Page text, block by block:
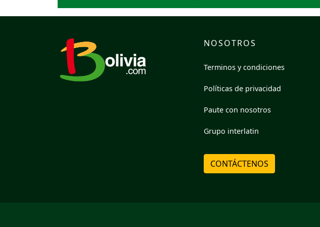
NOSOTROS
Terminos y condiciones
Políticas de privacidad
Paute con nosotros
Grupo interlatin
CONTÁCTENOS